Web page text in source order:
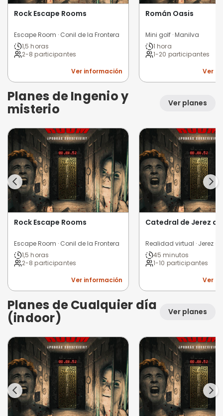
Rock Escape Rooms
Escape Room · Conil de la Frontera
1,5 horas
2-8 participantes
Ver información
Román Oasis
Mini golf · Manilva
1 hora
1-20 participantes
Ver
Planes de Ingenio y
misterio Ver planes
Rock Escape Rooms
Escape Room · Conil de la Frontera
1,5 horas
2-8 participantes
Ver información
Catedral de Jerez
45 minutos
1-10 participantes
Ver
Planes de Cualquier día
(indoor) Ver planes